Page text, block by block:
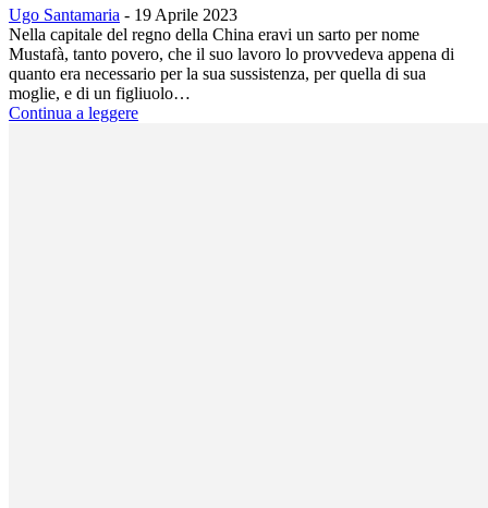
Ugo Santamaria - 19 Aprile 2023
Nella capitale del regno della China eravi un sarto per nome
Mustafà, tanto povero, che il suo lavoro lo provvedeva appena di
quanto era necessario per la sua sussistenza, per quella di sua
moglie, e di un figliuolo…
Continua a leggere